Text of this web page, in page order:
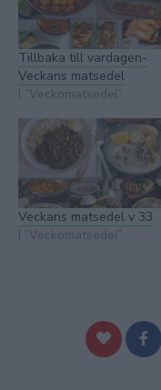
Tillbaka till vardagen-
Veckans matsedel
I ”Veckomatsedel”
Veckans matsedel v 33
I ”Veckomatsedel”